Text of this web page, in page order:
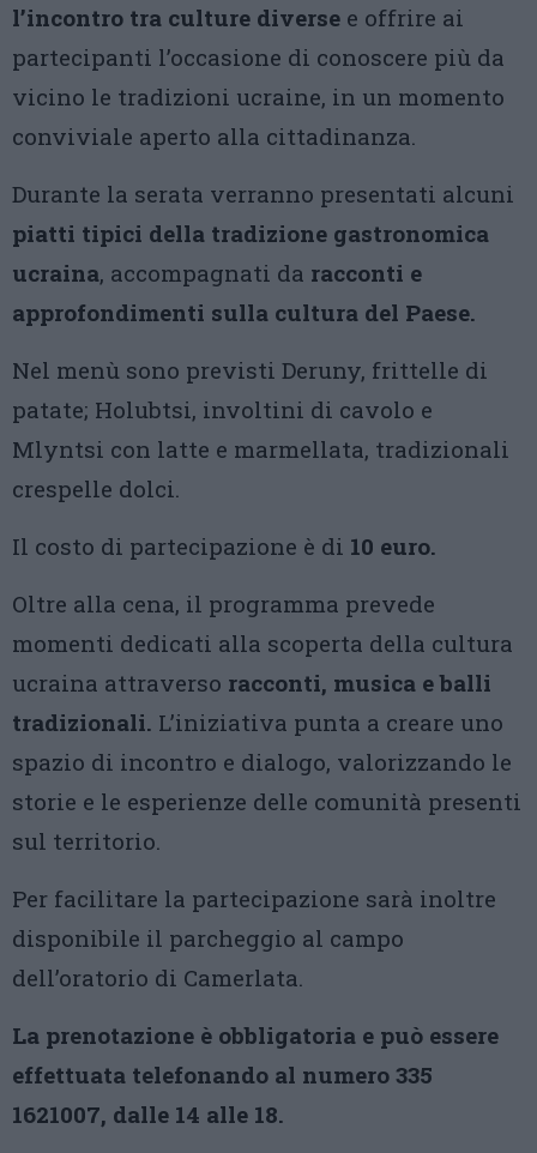
l’incontro tra culture diverse e offrire ai
partecipanti l’occasione di conoscere più da
vicino le tradizioni ucraine, in un momento
conviviale aperto alla cittadinanza.
Durante la serata verranno presentati alcuni
piatti tipici della tradizione gastronomica
ucraina, accompagnati da racconti e
approfondimenti sulla cultura del Paese.
Nel menù sono previsti Deruny, frittelle di
patate; Holubtsi, involtini di cavolo e
Mlyntsi con latte e marmellata, tradizionali
crespelle dolci.
Il costo di partecipazione è di 10 euro.
Oltre alla cena, il programma prevede
momenti dedicati alla scoperta della cultura
ucraina attraverso racconti, musica e balli
tradizionali. L’iniziativa punta a creare uno
spazio di incontro e dialogo, valorizzando le
storie e le esperienze delle comunità presenti
sul territorio.
Per facilitare la partecipazione sarà inoltre
disponibile il parcheggio al campo
dell’oratorio di Camerlata.
La prenotazione è obbligatoria e può essere
effettuata telefonando al numero 335
1621007, dalle 14 alle 18.